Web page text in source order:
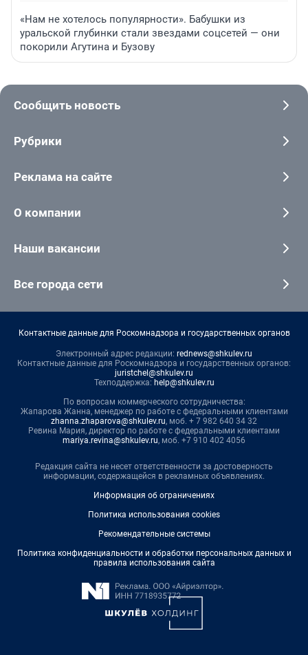
«Нам не хотелось популярности». Бабушки из
уральской глубинки стали звездами соцсетей — они
покорили Агутина и Бузову
Сообщить новость
Рубрики
Реклама на сайте
О компании
Наши вакансии
Все города сети
Контактные данные для Роскомнадзора и государственных органов
Электронный адрес редакции: rednews@shkulev.ru
Контактные данные для Роскомнадзора и государственных органов:
juristchel@shkulev.ru
Техподдержка: help@shkulev.ru
По вопросам коммерческого сотрудничества:
Жапарова Жанна, менеджер по работе с федеральными клиентами
zhanna.zhaparova@shkulev.ru, моб. + 7 982 640 34 32
Ревина Мария, директор по работе с федеральными клиентами
mariya.revina@shkulev.ru, моб. +7 910 402 4056
Редакция сайта не несет ответственности за достоверность
информации, содержащейся в рекламных объявлениях.
Информация об ограничениях
Политика использования cookies
Рекомендательные системы
Политика конфиденциальности и обработки персональных данных и
правила использования сайта